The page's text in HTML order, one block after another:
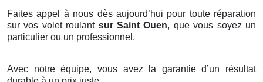
Faites appel à nous dès aujourd’hui pour toute réparation
sur vos volet roulant sur Saint Ouen, que vous soyez un
particulier ou un professionnel.
Avec notre équipe, vous avez la garantie d’un résultat